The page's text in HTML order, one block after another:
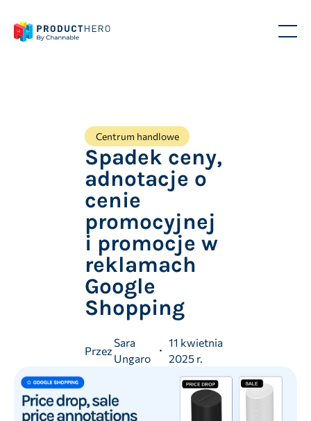
Centrum handlowe
Spadek ceny,
adnotacje o
cenie
promocyjnej
i promocje w
reklamach
Google
Shopping
Przez
Sara
Ungaro
11 kwietnia
2025 r.